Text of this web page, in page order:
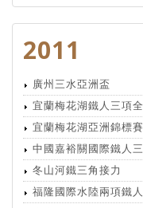
2011
廣州三水亞洲盃
宜蘭梅花湖鐵人三項
宜蘭梅花湖亞洲錦標
中國嘉裕關國際鐵人
冬山河鐵三角接力
福隆國際水陸兩項鐵